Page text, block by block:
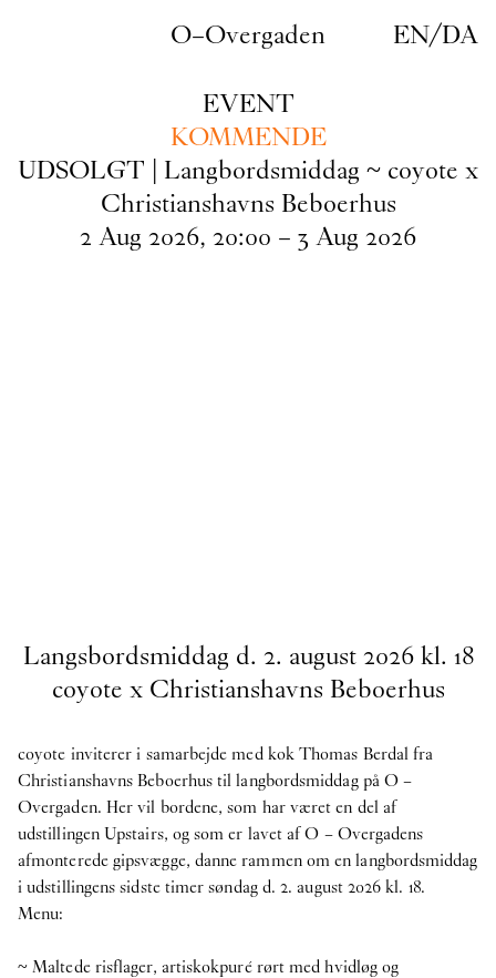
O–Overgaden EN/DA
EVENT
KOMMENDE
UDSOLGT | Langbordsmiddag ~ coyote x
Christianshavns Beboerhus
2 Aug 2026, 20:00 – 3 Aug 2026
Langsbordsmiddag d. 2. august 2026 kl. 18
coyote x Christianshavns Beboerhus
coyote inviterer i samarbejde med kok Thomas Berdal fra
Christianshavns Beboerhus til langbordsmiddag på O –
Overgaden. Her vil bordene, som har været en del af
udstillingen Upstairs, og som er lavet af O – Overgadens
afmonterede gipsvægge, danne rammen om en langbordsmiddag
i udstillingens sidste timer søndag d. 2. august 2026 kl. 18.
Menu:
~ Maltede risflager, artiskokpuré rørt med hvidløg og